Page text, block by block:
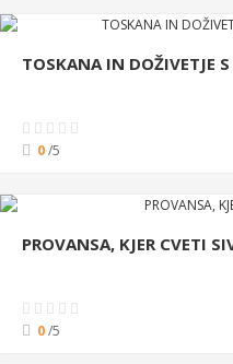
TOSKANA IN DOŽIVETJE
0/5
PROVANSA, KJER CVETI
0/5